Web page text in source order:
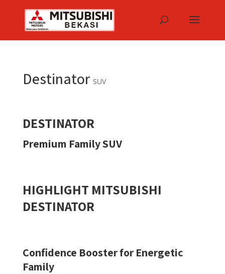
Destinator SUV
DESTINATOR
Premium Family SUV
HIGHLIGHT MITSUBISHI
DESTINATOR
Confidence Booster for Energetic
Family